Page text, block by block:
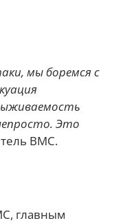
мы боремся с
Это
ВМС.
главным